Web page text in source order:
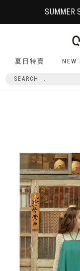
SUMMER
夏日特賣 NEW